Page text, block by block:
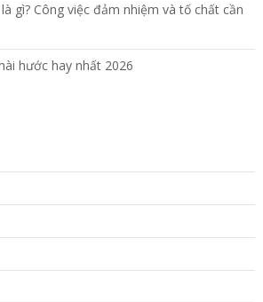
gì? Công việc đảm nhiệm và tố chất cần
hước hay nhất 2026